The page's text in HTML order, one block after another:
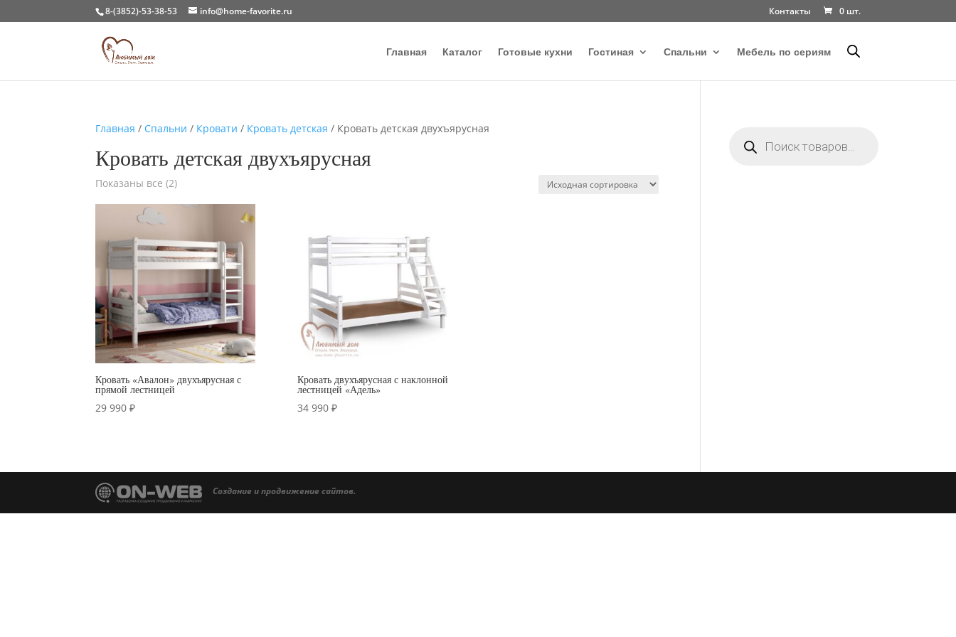
8-(3852)-53-38-53 info@home-favorite.ru Контакты 0 шт.
Главная Каталог Готовые кухни Гостиная Спальни Мебель по сериям
Главная / Спальни / Кровати / Кровать детская / Кровать детская двухъярусная
Кровать детская двухъярусная
Показаны все (2)
Кровать «Авалон» двухъярусная с
прямой лестницей
29 990₽
Кровать двухъярусная с наклонной
лестницей «Адель»
34 990 ₽
товаров
Создание и продвижение сайтов.